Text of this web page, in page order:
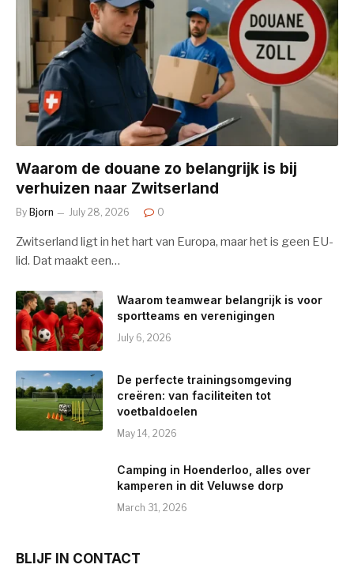
Waarom de douane zo belangrijk is bij
verhuizen naar Zwitserland
By Bjorn July 28, 2026 0
Zwitserland ligt in het hart van Europa, maar het is geen EU-
lid. Dat maakt een…
Waarom teamwear belangrijk is voor
sportteams en verenigingen
July 6, 2026
De perfecte trainingsomgeving
creëren: van faciliteiten tot
voetbaldoelen
May 14, 2026
Camping in Hoenderloo, alles over
kamperen in dit Veluwse dorp
March 31, 2026
BLIJF IN CONTACT